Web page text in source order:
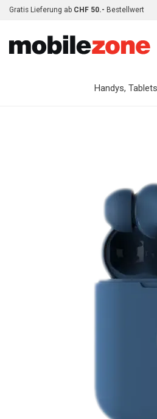
Gratis Lieferung ab CHF 50.- Bestellwert
Handys,